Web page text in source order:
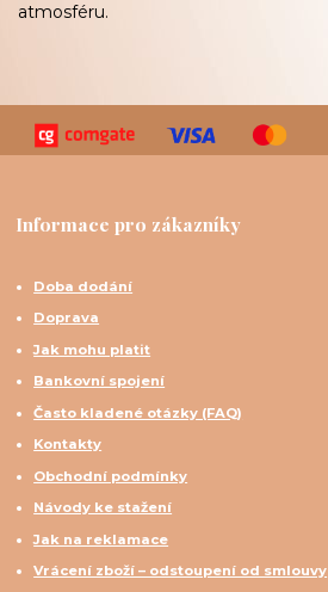
atmosféru.
Informace pro zákazníky
Doba dodání
Doprava
Jak mohu platit
Bankovní spojení
Často kladené otázky (FAQ)
Kontakty
Obchodní podmínky
Návody ke stažení
Jak na reklamace
Vrácení zboží – odstoupení od smlouvy